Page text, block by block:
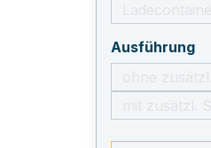
Ausführung